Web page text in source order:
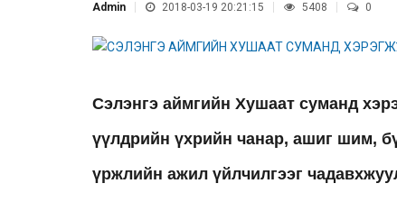
Admin 2018-03-19 20:21:15 5408 0
Сэлэнгэ аймгийн Хушаат суманд
үүлдрийн үхрийн чанар, ашиг шим,
үржлийн ажил үйлчилгээг